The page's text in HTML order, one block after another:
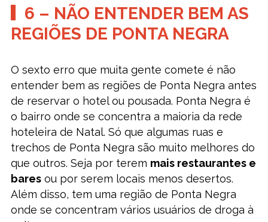
6 – NÃO ENTENDER BEM AS
REGIÕES DE PONTA NEGRA
O sexto erro que muita gente comete é não
entender bem as regiões de Ponta Negra antes
de reservar o hotel ou pousada. Ponta Negra é
o bairro onde se concentra a maioria da rede
hoteleira de Natal. Só que algumas ruas e
trechos de Ponta Negra são muito melhores do
que outros. Seja por terem mais restaurantes e
baresou por serem locais menos desertos.
Além disso, tem uma região de Ponta Negra
onde se concentram vários usuários de droga à